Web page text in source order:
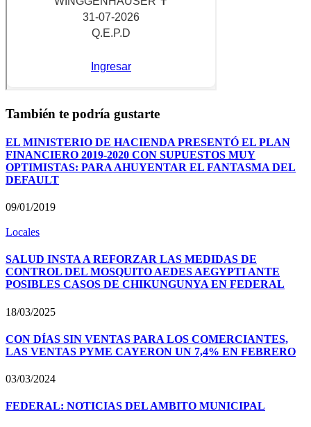
También te podría gustarte
EL MINISTERIO DE HACIENDA PRESENTÓ EL PLAN
FINANCIERO 2019-2020 CON SUPUESTOS MUY
OPTIMISTAS: PARA AHUYENTAR EL FANTASMA DEL
DEFAULT
09/01/2019
Locales
SALUD INSTA A REFORZAR LAS MEDIDAS DE
CONTROL DEL MOSQUITO AEDES AEGYPTI ANTE
POSIBLES CASOS DE CHIKUNGUNYA EN FEDERAL
18/03/2025
CON DÍAS SIN VENTAS PARA LOS COMERCIANTES,
LAS VENTAS PYME CAYERON UN 7,4% EN FEBRERO
03/03/2024
FEDERAL: NOTICIAS DEL AMBITO MUNICIPAL